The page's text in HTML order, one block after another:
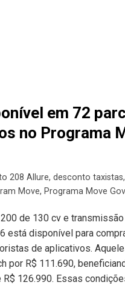
em 72
no Programa
208 Allure, desconto taxistas,
Move, Programa Move
de 130 cv e
está disponível para
de aplicativos.
por R$ 111.690,
126.990. Essas